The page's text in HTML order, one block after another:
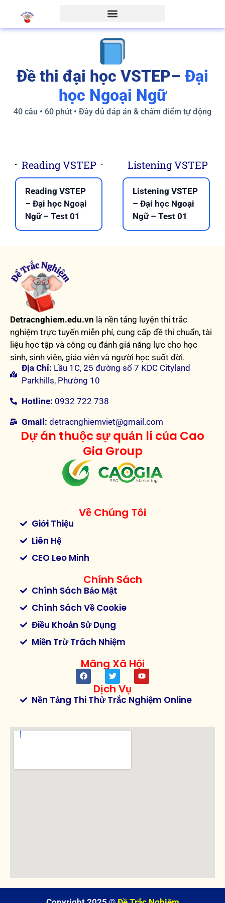
Đề thi đại học VSTEP– Đại
học Ngoại Ngữ
40 câu • 60 phút • Đầy đủ đáp án & chấm điểm tự động
Reading VSTEP
Reading VSTEP
– Đại học Ngoại
Ngữ – Test 01
Listening VSTEP
Listening VSTEP
– Đại học Ngoại
Ngữ – Test 01
Detracnghiem.edu.vn là nền tảng luyện thi trắc
nghiệm trực tuyến miễn phí, cung cấp đề thi chuẩn, tài
liệu học tập và công cụ đánh giá năng lực cho học
sinh, sinh viên, giáo viên và người học suốt đời.
Địa Chỉ: Lầu 1C, 25 đường số 7 KDC Cityland
Parkhills, Phường 10
Hotline: 0932 722 738
Gmail: detracnghiemviet@gmail.com
Dự án thuộc sự quản lí của Cao
Gia Group
Về Chúng Tôi
Giới Thiệu
Liên Hệ
CEO Leo Minh
Chính Sách
Chính Sách Bảo Mật
Chính Sách Về Cookie
Điều Khoản Sử Dụng
Miền Trừ Trách Nhiệm
Mãng Xã Hội
Dịch Vụ
Nền Tảng Thi Thử Trắc Nghiệm Online